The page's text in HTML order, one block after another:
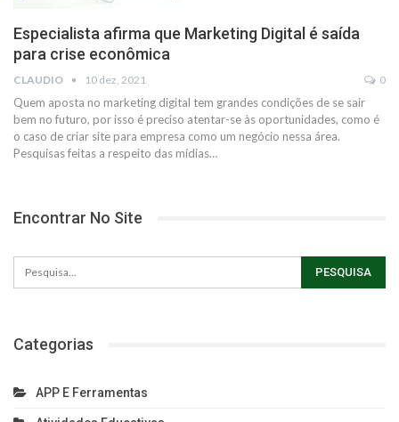
Especialista afirma que Marketing Digital é saída
para crise econômica
CLAUDIO 10 dez, 2021 0
Quem aposta no marketing digital tem grandes condições de se sair
bem no futuro, por isso é preciso atentar-se às oportunidades, como é
o caso de criar site para empresa como um negócio nessa área.
Pesquisas feitas a respeito das mídias…
Encontrar No Site
Categorias
APP E Ferramentas